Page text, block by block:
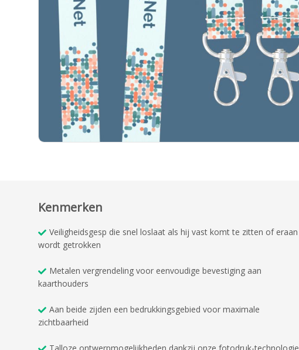
Kenmerken
Veiligheidsgesp die snel loslaat als hij vast komt te zitten of eraan
wordt getrokken
Metalen vergrendeling voor eenvoudige bevestiging aan
kaarthouders
Aan beide zijden een bedrukkingsgebied voor maximale
zichtbaarheid